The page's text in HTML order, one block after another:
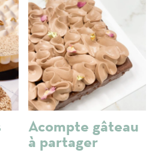
Acompte gâteau
à partager